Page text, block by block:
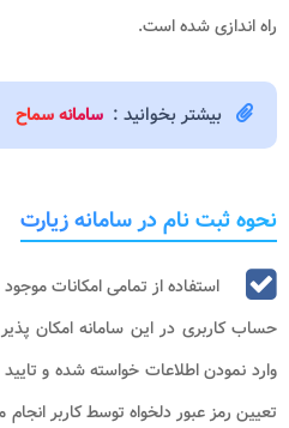
راه اندازی شده است.
بیشتر بخوانید : سامانه سماح
نحوه ثبت نام در سامانه زیارت
استفاده از تمامی امکانات
حساب کاربری در این سامانه امکان
وارد نمودن اطلاعات خواسته شده و
تعیین رمز عبور دلخواه توسط کاربر